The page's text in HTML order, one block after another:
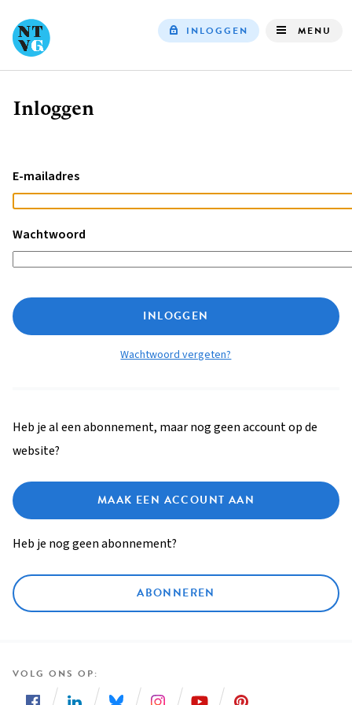
INLOGGEN MENU
Kruimelpad
Inloggen
E-mailadres
Wachtwoord
INLOGGEN
Wachtwoord vergeten?
Heb je al een abonnement, maar nog geen account op de
website?
MAAK EEN ACCOUNT AAN
Heb je nog geen abonnement?
ABONNEREN
VOLG ONS OP